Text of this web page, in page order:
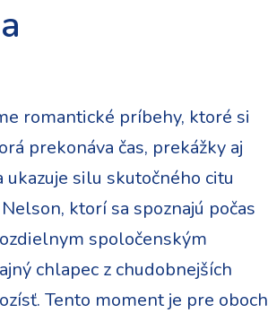
romantické príbehy, ktoré si
prekonáva čas, prekážky aj
silu skutočného citu
ktorí sa spoznajú počas
spoločenským
chlapec z chudobnejších
Tento moment je pre oboch